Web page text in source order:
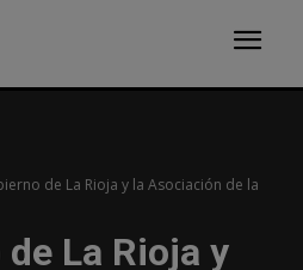
de La Rioja y la Asociación de la
La Rioja y